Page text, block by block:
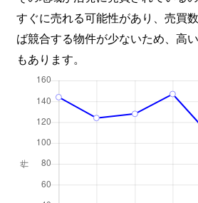
すぐに売れる可能性があり、売買
ば競合する物件が少ないため、高
もあります。